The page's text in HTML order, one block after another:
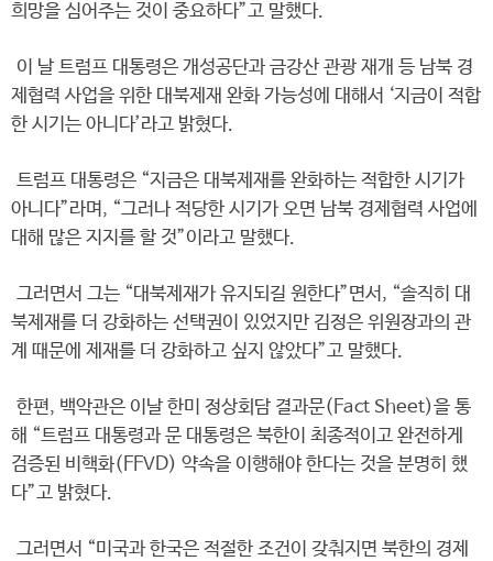
희망을 심어주는 것이 중요하다”고 말했다.
이 날 트럼프 대통령은 개성공단과 금강산 관광 재개 등 남북 경
제협력 사업을 위한 대북제재 완화 가능성에 대해서 ‘지금이 적합
한 시기는 아니다’라고 밝혔다.
트럼프 대통령은 “지금은 대북제재를 완화하는 적합한 시기가
아니다”라며, “그러나 적당한 시기가 오면 남북 경제협력 사업에
대해 많은 지지를 할 것”이라고 말했다.
그러면서 그는 “대북제재가 유지되길 원한다”면서, “솔직히 대
북제재를 더 강화하는 선택권이 있었지만 김정은 위원장과의 관
계 때문에 제재를 더 강화하고 싶지 않았다”고 말했다.
한편, 백악관은 이날 한미 정상회담 결과문(Fact Sheet)을 통
해 “트럼프 대통령과 문 대통령은 북한이 최종적이고 완전하게
검증된 비핵화(FFVD) 약속을 이행해야 한다는 것을 분명히 했
다”고 밝혔다.
그러면서 “미국과 한국은 적절한 조건이 갖춰지면 북한의 경제